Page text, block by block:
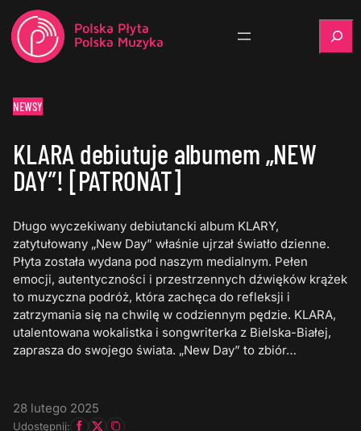
NEWSY
KLARA debiutuje albumem „NEW
DAY”! [PATRONAT]
Długo wyczekiwany debiutancki album KLARY,
zatytułowany „New Day” właśnie ujrzał światło dzienne.
Płyta została wydana pod naszym medialnym. Pełen
emocji, autentyczności i przestrzennych dźwięków krążek
to muzyczna podróż, która zachęca do refleksji i
zatrzymania się na chwilę w codziennym pędzie. KLARA,
utalentowana wokalistka i songwriterka z Bielska-Białej,
zaprasza do swojego świata. „New Day” to zbiór…
28 lutego 2025
Udostępnij: